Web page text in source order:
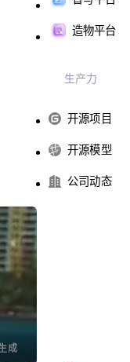
造物平台
生产力
开源项目
开源模型
公司动态
成